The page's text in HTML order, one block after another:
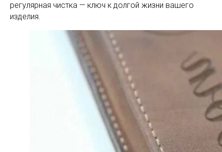
регулярная чистка — ключ к долгой жизни вашего
изделия.